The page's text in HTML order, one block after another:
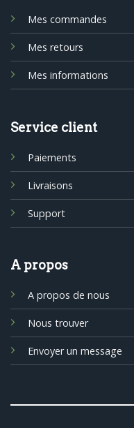
Mes commandes
Mes retours
Mes informations
Service client
Paiements
Livraisons
Support
A propos
A propos de nous
Nous trouver
Envoyer un message